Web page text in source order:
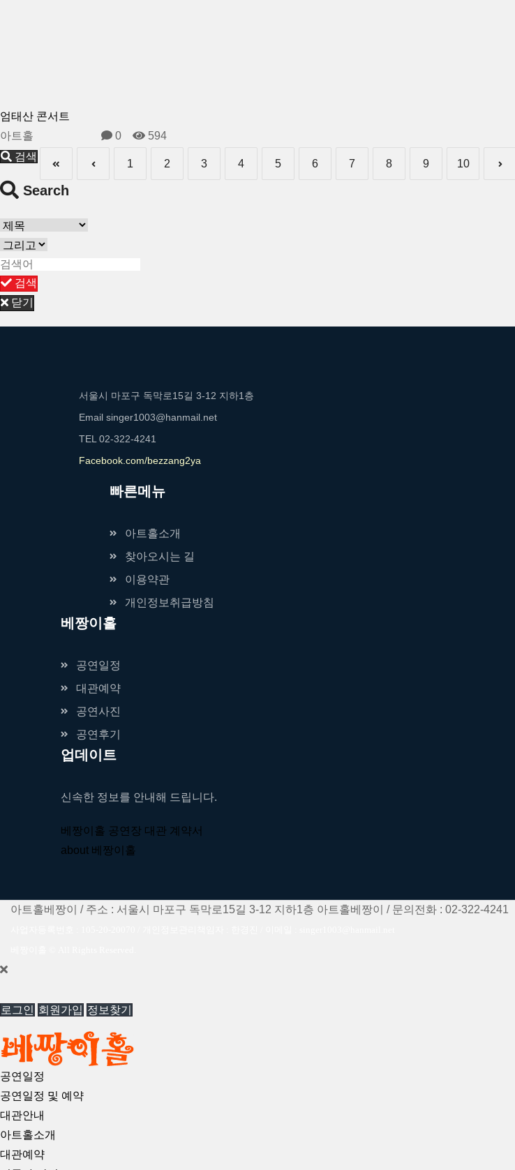
엄태산 콘서트
아트홀
0
594
검색
1 2 3 4 5 6 7 8 9 10
Search
검색
닫기
서울시 마포구 독막로15길 3-12 지하1층
Email singer1003@hanmail.net
TEL 02-322-4241
Facebook.com/bezzang2ya
빠른메뉴
아트홀소개
찾아오시는 길
이용약관
개인정보취급방침
베짱이홀
공연일정
대관예약
공연사진
공연후기
업데이트
신속한 정보를 안내해 드립니다.
베짱이홀 공연장 대관 계약서
about 베짱이홀
아트홀베짱이 / 주소 : 서울시 마포구 독막로15길 3-12 지하1층 아트홀베짱이 / 문의전화 : 02-322-4241
로그인 회원가입 정보찾기
공연일정
공연일정 및 예약
대관안내
아트홀소개
대관예약